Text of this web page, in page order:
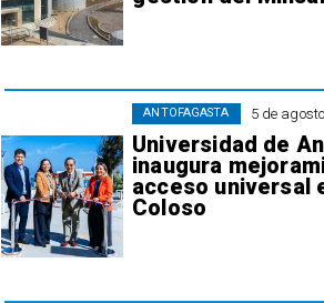
5 de
Universidad de
inaugura
acceso universal
Coloso
ANTOFAGASTA